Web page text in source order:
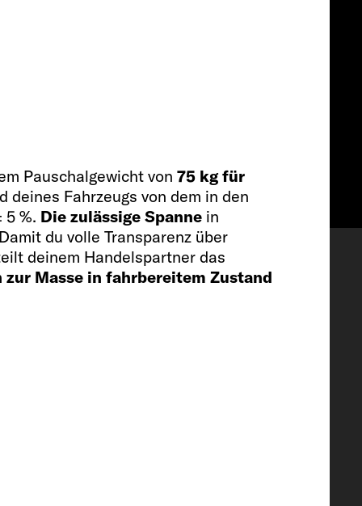
Pauschalgewicht von 75 kg für
Fahrzeugs von dem in den
5 %. Die zulässige Spanne in
du volle Transparenz über
deinem Handelspartner das
Masse in fahrbereitem Zustand
Wishlist